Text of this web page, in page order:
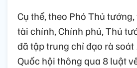
Cụ thể, theo Phó Thủ
tài chính, Chính phủ, Thủ
đã tập trung chỉ đạo rà
Quốc hội thông qua 8 luật